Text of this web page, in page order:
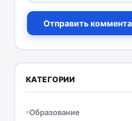
Отправить
КАТЕГОРИИ
Образование